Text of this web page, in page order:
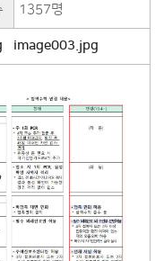
1357명
image003.jpg